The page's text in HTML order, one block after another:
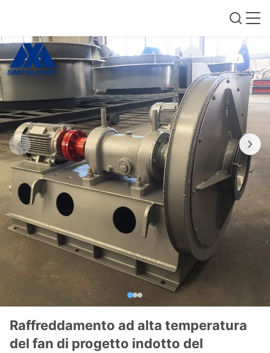
Raffreddamento ad alta temperatura
del fan di progetto indotto del